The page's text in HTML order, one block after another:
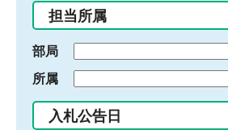
入
力
担当所属
部局
所属
入札公告日